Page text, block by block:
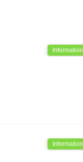
Information
Information